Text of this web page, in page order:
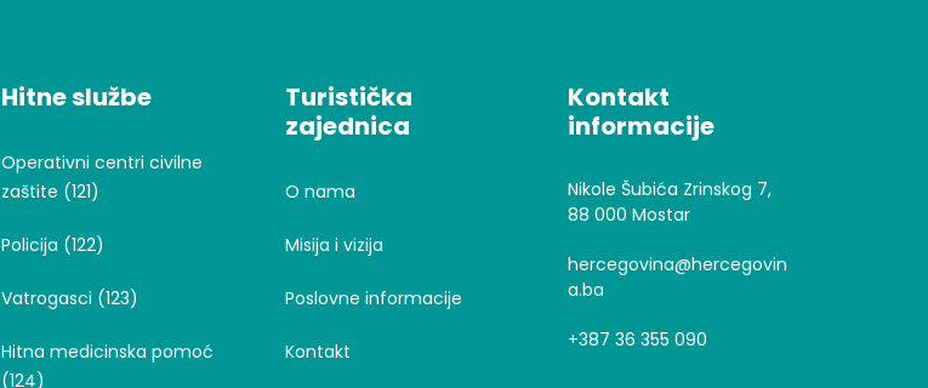
Hitne službe
Operativni centri civilne
zaštite (121)
Policija (122)
Vatrogasci (123)
Hitna medicinska pomoć
(124)
Turistička
zajednica
O nama
Misija i vizija
Poslovne informacije
Kontakt
Kontakt
informacije
Nikole Šubića Zrinskog 7,
88 000 Mostar
hercegovina@hercegovin
a.ba
+387 36 355 090